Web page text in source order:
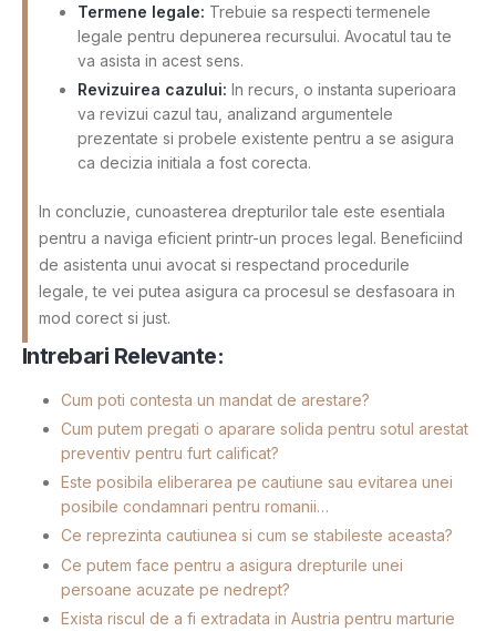
Termene legale: Trebuie sa respecti termenele
legale pentru depunerea recursului. Avocatul tau te
va asista in acest sens.
Revizuirea cazului: In recurs, o instanta superioara
va revizui cazul tau, analizand argumentele
prezentate si probele existente pentru a se asigura
ca decizia initiala a fost corecta.
In concluzie, cunoasterea drepturilor tale este esentiala
pentru a naviga eficient printr-un proces legal. Beneficiind
de asistenta unui avocat si respectand procedurile
legale, te vei putea asigura ca procesul se desfasoara in
mod corect si just.
Intrebari Relevante:
Cum poti contesta un mandat de arestare?
Cum putem pregati o aparare solida pentru sotul arestat
preventiv pentru furt calificat?
Este posibila eliberarea pe cautiune sau evitarea unei
posibile condamnari pentru romanii…
Ce reprezinta cautiunea si cum se stabileste aceasta?
Ce putem face pentru a asigura drepturile unei
persoane acuzate pe nedrept?
Exista riscul de a fi extradata in Austria pentru marturie